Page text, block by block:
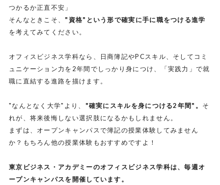
つかるか正直不安」
そんなときこそ、 "資格"という形で確実に手に職をつける進学
を考えてみてください。
オフィスビジネス学科なら、日商簿記やPCスキル、そしてコミ
ュニケーション力を2年間でしっかり身につけ、「実践力」で就
職に直結する進路を描けます。
"なんとなく大学"より、 "確実にスキルを身につける2年間"。 そ
れが、将来後悔しない選択肢になるかもしれません。
まずは、オープンキャンパスで簿記の授業体験してみません
か？もちろん他の授業体験もおすすめですよ！
東京ビジネス・アカデミーのオフィスビジネス学科は、毎週オ
ープンキャンパスを開催しています。